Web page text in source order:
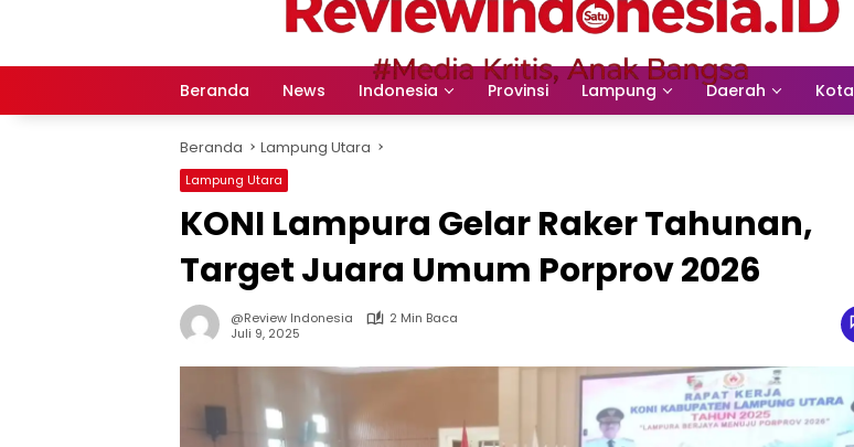
Beranda News Indonesia Provinsi Lampung Daerah Kota
Beranda Lampung Utara
Lampung Utara
KONI Lampura Gelar Raker Tahunan,
Target Juara Umum Porprov 2026
@Review Indonesia
2 Min Baca
Juli 9, 2025